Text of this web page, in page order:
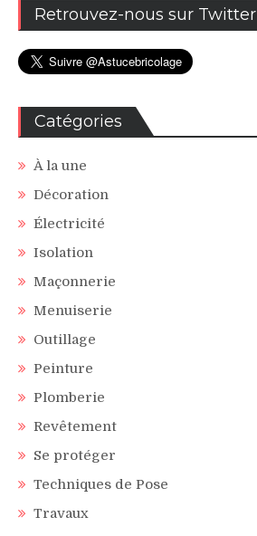
Retrouvez-nous sur Twitter
Catégories
À la une
Décoration
Électricité
Isolation
Maçonnerie
Menuiserie
Outillage
Peinture
Plomberie
Revêtement
Se protéger
Techniques de Pose
Travaux